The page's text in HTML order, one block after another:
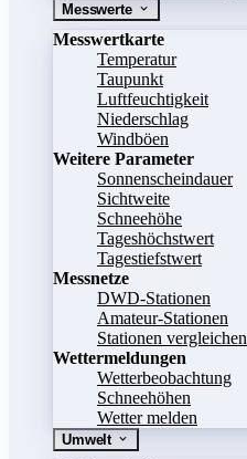
Messwerte
Messwertkarte
Temperatur
Taupunkt
Luftfeuchtigkeit
Niederschlag
Windböen
Weitere Parameter
Sonnenscheindauer
Sichtweite
Schneehöhe
Tageshöchstwert
Tagestiefstwert
Messnetze
DWD-Stationen
Amateur-Stationen
Stationen vergleichen
Wettermeldungen
Wetterbeobachtung
Schneehöhen
Wetter melden
Umwelt